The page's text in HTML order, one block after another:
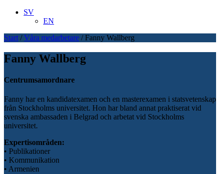
SV
EN
Start / Våra medarbetare / Fanny Wallberg
Fanny Wallberg
Centrumsamordnare
Fanny har en kandidatexamen och en masterexamen i statsvetenskap
från Stockholms universitet. Hon har bland annat praktiserat vid
svenska ambassaden i Belgrad och arbetat vid Stockholms
universitet.
Expertisområden:
• Publikationer
• Kommunikation
• Armenien